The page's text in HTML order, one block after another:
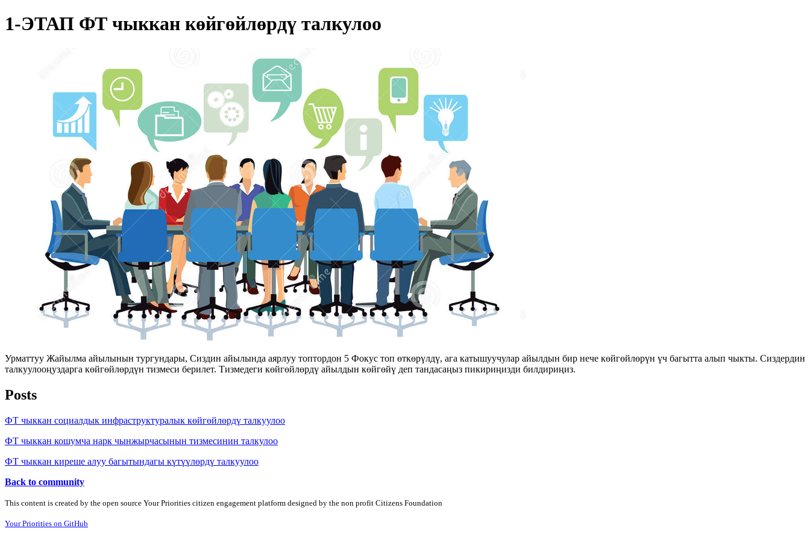
1-ЭТАП ФТ чыккан көйгөйлөрдү талкулоо
Урматтуу Жайылма айылынын тургундары, Сиздин айылында аярлуу топтордон 5 Фокус топ өткөрүлдү, ага катышуучулар айылдын бир нече көйгөйлөрүн үч багытта алып чыкты. Сиздердин
талкуулооңуздарга көйгөйлөрдүн тизмеси берилет. Тизмедеги көйгөйлөрдү айылдын көйгөйү деп тандасаңыз пикириңизди билдириңиз.
Posts
ФТ чыккан социалдык инфраструктуралык көйгөйлөрдү талкуулоо
ФТ чыккан кошумча нарк чынжырчасынын тизмесинин талкулоо
ФТ чыккан киреше алуу багытындагы күтүүлөрдү талкуулоо
Back to community
This content is created by the open source Your Priorities citizen engagement platform designed by the non profit Citizens Foundation
Your Priorities on GitHub